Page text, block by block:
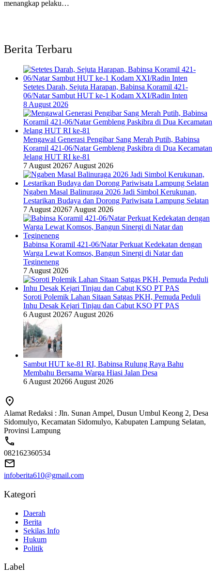
menangkap pelaku…
Berita Terbaru
Setetes Darah, Sejuta Harapan, Babinsa Koramil 421-
06/Natar Sambut HUT ke-1 Kodam XXI/Radin Inten
8 August 2026
Mengawal Generasi Pengibar Sang Merah Putih, Babinsa
Koramil 421-06/Natar Gembleng Paskibra di Dua Kecamatan
Jelang HUT RI ke-81
7 August 20267 August 2026
Ngaben Masal Balinuraga 2026 Jadi Simbol Kerukunan,
Lestarikan Budaya dan Dorong Pariwisata Lampung Selatan
7 August 20267 August 2026
Babinsa Koramil 421-06/Natar Perkuat Kedekatan dengan
Warga Lewat Komsos, Bangun Sinergi di Natar dan
Tegineneng
7 August 2026
Soroti Polemik Lahan Sitaan Satgas PKH, Pemuda Peduli
Inhu Desak Kejari Tinjau dan Cabut KSO PT PAS
6 August 20267 August 2026
Sambut HUT ke-81 RI, Babinsa Rulung Raya Bahu
Membahu Bersama Warga Hiasi Jalan Desa
6 August 20266 August 2026
Alamat Redaksi : Jln. Sunan Ampel, Dusun Umbul Keong 2, Desa
Sidomulyo, Kecamatan Sidomulyo, Kabupaten Lampung Selatan,
Provinsi Lampung
082162360534
infoberita610@gmail.com
Kategori
Daerah
Berita
Sekilas Info
Hukum
Politik
Label